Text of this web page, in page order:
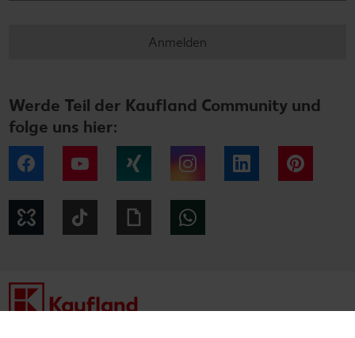
Anmelden
Werde Teil der Kaufland Community und
folge uns hier:
Facebook YouTube Instagram LinkedIn
Kununu Giphy